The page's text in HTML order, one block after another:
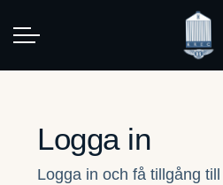
Logga in
Logga in och få tillgång